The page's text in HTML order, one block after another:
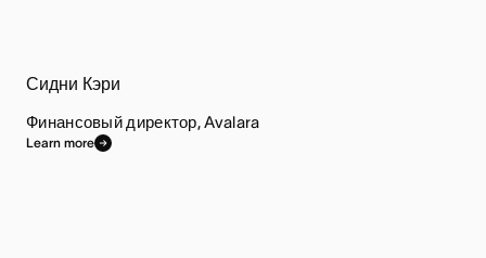
Сидни Кэри
Финансовый директор, Avalara
Learn more